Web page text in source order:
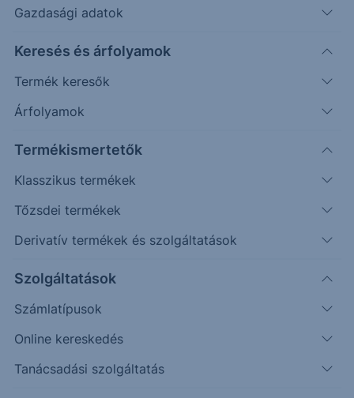
Gazdasági adatok
Keresés és árfolyamok
Termék keresők
Árfolyamok
Termékismertetők
Klasszikus termékek
Tőzsdei termékek
Derivatív termékek és szolgáltatások
Szolgáltatások
Számlatípusok
Online kereskedés
Tanácsadási szolgáltatás
EURHUF
+0.55%